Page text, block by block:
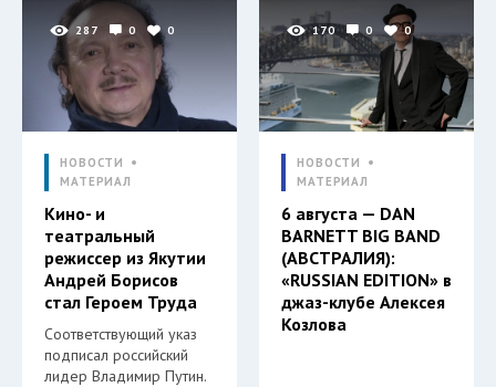
287 0 0
НОВОСТИ
МАТЕРИАЛ
Кино- и
театральный
режиссер из Якутии
Андрей Борисов
стал Героем Труда
Соответствующий указ
подписал российский
лидер Владимир Путин.
170 0 0
НОВОСТИ
МАТЕРИАЛ
6 августа — DAN
BARNETT BIG BAND
(АВСТРАЛИЯ):
«RUSSIAN EDITION» в
джаз-клубе Алексея
Козлова